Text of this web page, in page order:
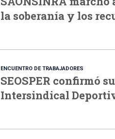
la soberanía y los
ENCUENTRO DE TRABAJADORES
SEOSPER confirmó
Intersindical